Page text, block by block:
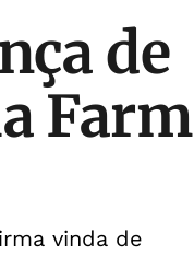
de
Farm
vinda de